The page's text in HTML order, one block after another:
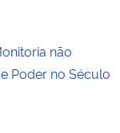
não
Poder no Século